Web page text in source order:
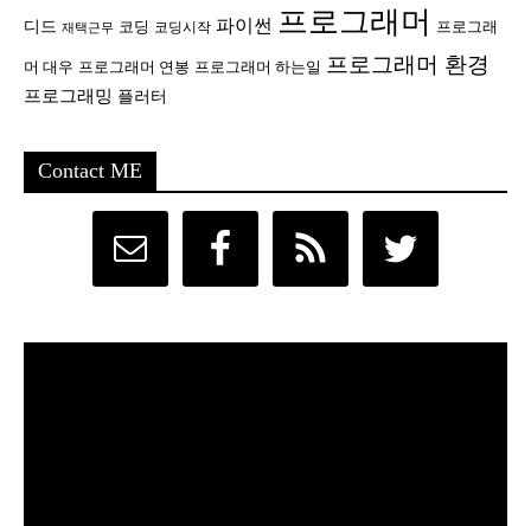
디드 재택근무 코딩 코딩시작 파이썬 프로그래머 프로그래
머 대우 프로그래머 연봉 프로그래머 하는일 프로그래머 환경
프로그래밍 플러터
Contact ME